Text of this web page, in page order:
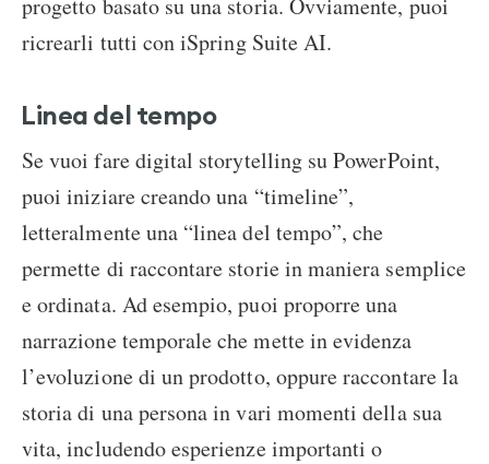
ricrearli tutti con iSpring Suite AI.
Linea del tempo
Se vuoi fare digital storytelling su PowerPoint,
puoi iniziare creando una “timeline”,
letteralmente una “linea del tempo”, che
permette di raccontare storie in maniera semplice
e ordinata. Ad esempio, puoi proporre una
narrazione temporale che mette in evidenza
l’evoluzione di un prodotto, oppure raccontare la
storia di una persona in vari momenti della sua
vita, includendo esperienze importanti o